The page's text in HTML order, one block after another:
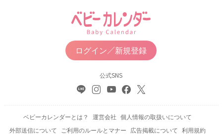
ログイン／新規登録
公式SNS
ベビーカレンダーとは？ 運営会社 個人情報の取扱いについて
外部送信について
ご利用のルールとマナー 広告掲載について 利用規約